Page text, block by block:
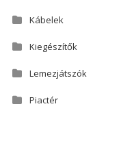
Kábelek
Kiegészítők
Lemezjátszók
Piactér